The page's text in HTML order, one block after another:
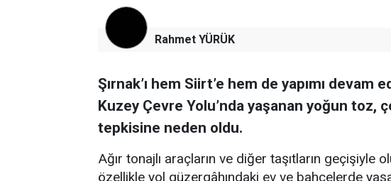
Rahmet YÜRÜK
Şırnak’ı hem Siirt’e hem de yapımı devam
Kuzey Çevre Yolu’nda yaşanan yoğun toz,
tepkisine neden oldu.
Ağır tonajlı araçların ve diğer taşıtların geçişiyle
özellikle yol güzergâhındaki ev ve bahçelerde